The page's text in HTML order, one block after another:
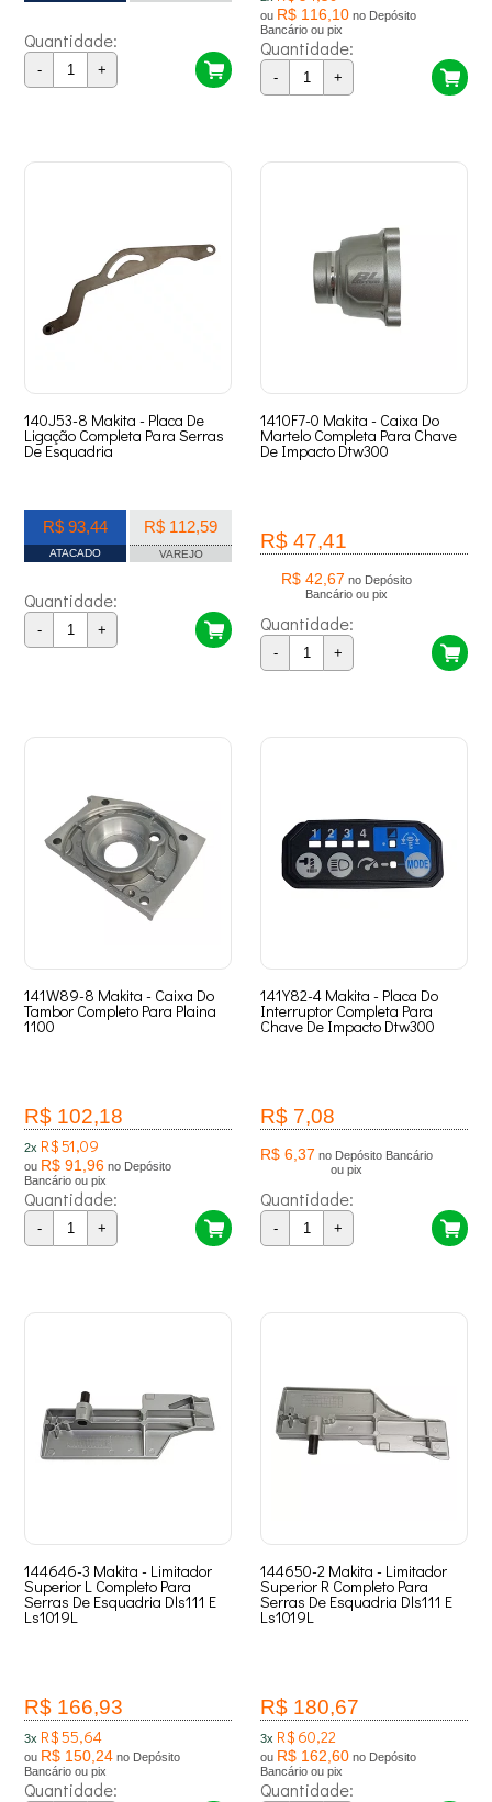
Quantidade:
- +
ou R$ 116,10 no Depósito
Bancário ou pix
Quantidade:
- +
140J53-8 Makita - Placa De
Ligação Completa Para Serras
De Esquadria
R$ 93,44
ATACADO
R$ 112,59
VAREJO
Quantidade:
- +
1410F7-0 Makita - Caixa Do
Martelo Completa Para Chave
De Impacto Dtw300
R$ 47,41
R$ 42,67 no Depósito
Bancário ou pix
Quantidade:
- +
141W89-8 Makita - Caixa Do
Tambor Completo Para Plaina
1100
R$ 102,18
2x R$ 51,09
ou R$ 91,96 no Depósito
Bancário ou pix
Quantidade:
- +
141Y82-4 Makita - Placa Do
Interruptor Completa Para
Chave De Impacto Dtw300
R$ 7,08
R$ 6,37 no Depósito Bancário
ou pix
Quantidade:
- +
144646-3 Makita - Limitador
Superior L Completo Para
Serras De Esquadria Dls111 E
Ls1019L
R$ 166,93
3x R$ 55,64
ou R$ 150,24 no Depósito
Bancário ou pix
Quantidade:
144650-2 Makita - Limitador
Superior R Completo Para
Serras De Esquadria Dls111 E
Ls1019L
R$ 180,67
3x R$ 60,22
ou R$ 162,60 no Depósito
Bancário ou pix
Quantidade: